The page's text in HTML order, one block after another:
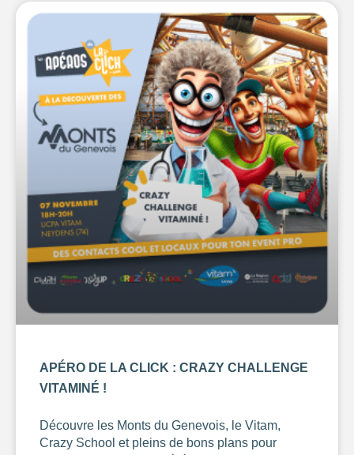
APÉRO DE LA CLICK : CRAZY CHALLENGE
VITAMINÉ !
Découvre les Monts du Genevois, le Vitam,
Crazy School et pleins de bons plans pour
154
376
110
2
67